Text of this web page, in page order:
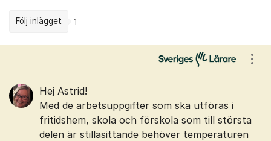
Följ inlägget 1
Hej Astrid!
Med de arbetsuppgifter som ska utföras i
fritidshem, skola och förskola som till största
delen är stillasittande behöver temperaturen